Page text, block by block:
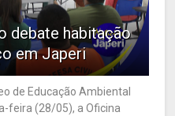
debate habitação
em Japeri
de Educação Ambiental
feira (28/05), a Oficina